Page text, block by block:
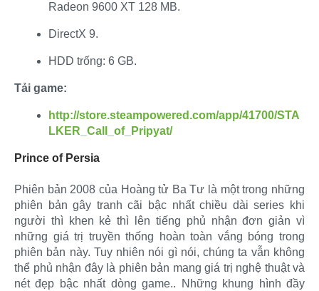
Radeon 9600 XT 128 MB.​
DirectX 9.​
HDD trống: 6 GB.​
Tải game:
http://store.steampowered.com/app/41700/STA
LKER_Call_of_Pripyat/
Prince of Persia
Phiên bản 2008 của Hoàng tử Ba Tư là một trong những
phiên bản gây tranh cãi bậc nhất chiều dài series khi
người thì khen kẻ thì lên tiếng phủ nhận đơn giản vì
những giá trị truyền thống hoàn toàn vắng bóng trong
phiên bản này. Tuy nhiên nói gì nói, chúng ta vẫn không
thể phủ nhận đây là phiên bản mang giá trị nghệ thuật và
nét đẹp bậc nhất dòng game.. Những khung hình đầy